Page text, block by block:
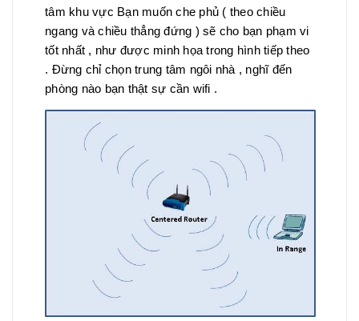
tâm khu vực Bạn muốn che phủ ( theo chiều
ngang và chiều thẳng đứng ) sẽ cho bạn phạm vi
tốt nhất , như được minh họa trong hình tiếp theo
. Đừng chỉ chọn trung tâm ngôi nhà , nghĩ đến
phòng nào bạn thật sự cần wifi .